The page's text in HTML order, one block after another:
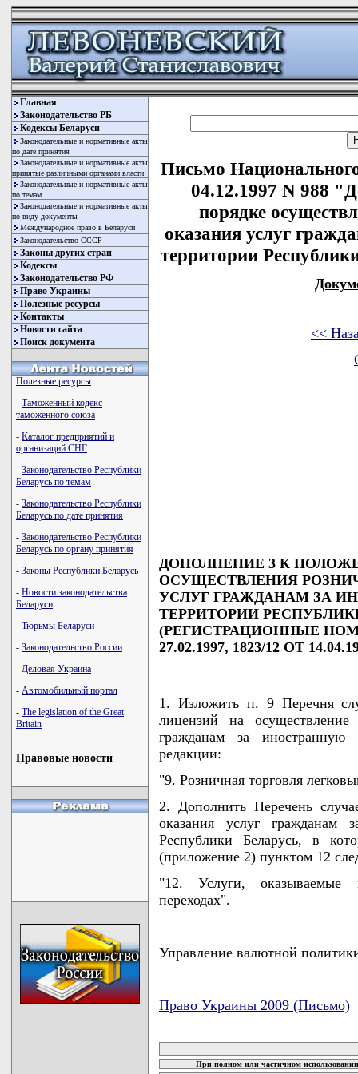
Главная
Законодательство РБ
Кодексы Беларуси
Законодательные и нормативные акты
по дате принятия
Законодательные и нормативные акты
принятые различными органами власти
Законодательные и нормативные акты
по темам
Законодательные и нормативные акты
по виду документы
Международное право в Беларуси
Законодательство СССР
Законы других стран
Кодексы
Законодательство РФ
Право Украины
Полезные ресурсы
Контакты
Новости сайта
Поиск документа
Полезные ресурсы
- Таможенный кодекс
таможенного союза
- Каталог предприятий и
организаций СНГ
- Законодательство Республики
Беларусь по темам
- Законодательство Республики
Беларусь по дате принятия
- Законодательство Республики
Беларусь по органу принятия
- Законы Республики Беларусь
- Новости законодательства
Беларуси
- Тюрьмы Беларуси
- Законодательство России
- Деловая Украина
- Автомобильный портал
- The legislation of the Great
Britain
Правовые новости
Письмо
04.12.1997 N 988
порядке
оказания услуг
территории
<<
ДОПОЛНЕНИЕ 3 К
ОСУЩЕСТВЛЕНИЯ
УСЛУГ ГРАЖДАНАМ ЗА
ТЕРРИТОРИИ РЕСПУБЛИКИ
(РЕГИСТРАЦИОННЫЕ
27.02.1997, 1823/12 ОТ
1. Изложить п. 9 Перечня
лицензий на
гражданам за
редакции:
"9. Розничная торговля
2. Дополнить Перечень
оказания услуг гражданам
Республики Беларусь, в
(приложение 2) пунктом 12
"12. Услуги, оказываемые
переходах".
Управление валютной
Право Украины 2009 (Письмо)
При полном или частичном